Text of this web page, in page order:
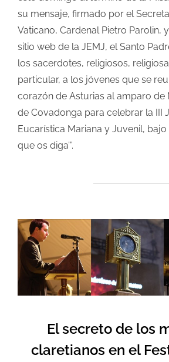
su mensaje, firmado por el
Vaticano, Cardenal Pietro Parolin,
sitio web de la JEMJ, el Santo
los sacerdotes, religiosos,
particular, a los jóvenes que se
corazón de Asturias al amparo de
de Covadonga para celebrar la III
Eucarística Mariana y Juvenil, bajo
que os diga’”.
El secreto de los
claretianos en el